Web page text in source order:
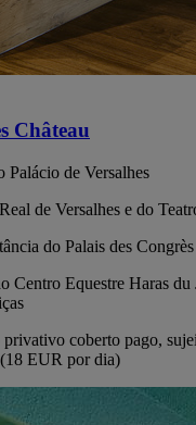
Château
Palácio de Versalhes
de Versalhes e do
do Palais des
Centro Equestre Haras du
privativo coberto pago,
EUR por dia)